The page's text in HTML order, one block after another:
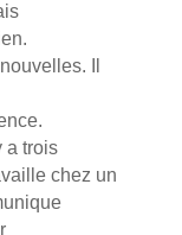
Il
a trois
chez un